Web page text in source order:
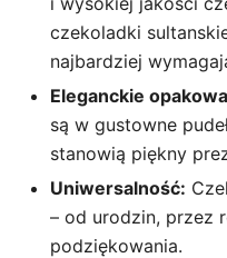
czekoladki
najbardziej
Eleganckie
są w gustowne
stanowią piękny
Uniwersalność:
– od urodzin, przez
podziękowania.